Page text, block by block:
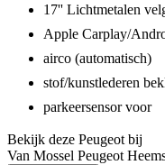
17'' Lichtmetalen
Apple Carplay/
airco (automatisch)
stof/kunstlederen
parkeersensor voor
Bekijk deze Peugeot bij
Van Mossel Peugeot